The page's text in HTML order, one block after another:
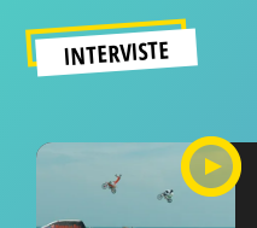
INTERVISTE